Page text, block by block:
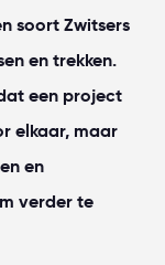
soort Zwitsers
en trekken.
een project
elkaar, maar
en
verder te